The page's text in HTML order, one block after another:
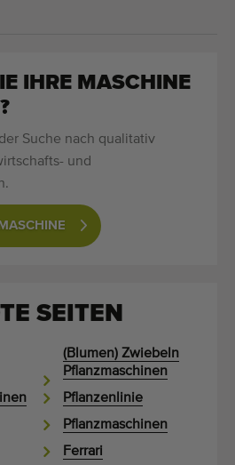
IHRE MASCHINE
Suche nach qualitativ
und
SEITEN
(Blumen) Zwiebeln
Pflanzmaschinen
Pflanzenlinie
Pflanzmaschinen
Ferrari